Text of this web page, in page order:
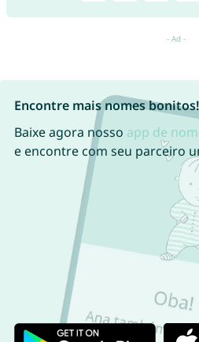
Encontre mais nomes bonitos!
Baixe agora nosso app de
e encontre com seu parceiro